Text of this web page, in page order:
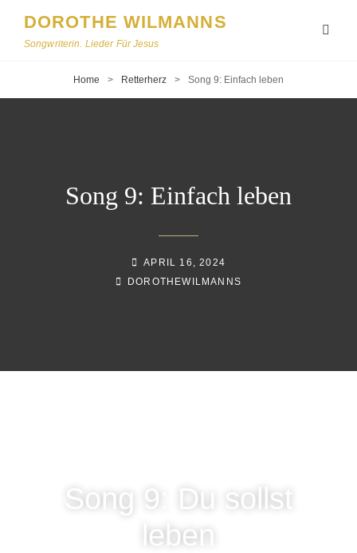
DOROTHE WILMANNS
Songwriterin. Lieder Für Jesus
Home > Retterherz > Song 9: Einfach leben
Song 9: Einfach leben
APRIL 16, 2024
DOROTHEWILMANNS
Song 9: Du sollst
leben